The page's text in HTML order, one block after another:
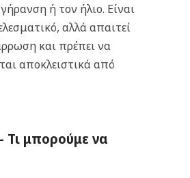
ή τον ήλιο. Είναι
αλλά απαιτεί
και πρέπει να
αποκλειστικά από
Τι μπορούμε να